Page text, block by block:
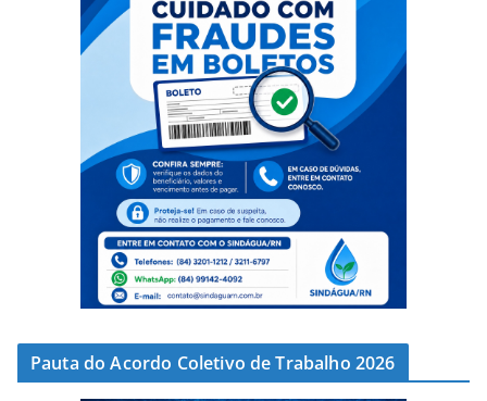
Pauta do Acordo Coletivo de Trabalho 2026